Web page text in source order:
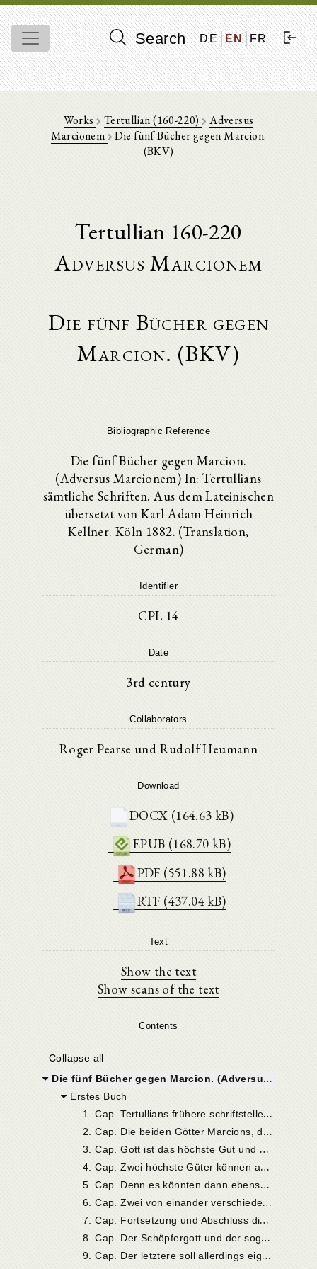
Search DE EN FR
Works Tertullian (160-220) Adversus
Marcionem
Die fünf Bücher gegen Marcion.
(BKV)
Tertullian 160-220
Adversus Marcionem
Die fünf Bücher gegen
Marcion. (BKV)
Bibliographic Reference
Die fünf Bücher gegen Marcion.
(Adversus Marcionem) In: Tertullians
sämtliche Schriften. Aus dem Lateinischen
übersetzt von Karl Adam Heinrich
Kellner. Köln 1882. (Translation,
German)
Identifier
CPL 14
Date
3rd century
Collaborators
Roger Pearse und Rudolf Heumann
Download
DOCX (164.63 kB)
EPUB (168.70 kB)
PDF (551.88 kB)
RTF (437.04 kB)
Text
Show the text
Show scans of the text
Contents
Collapse all
Die fünf Bücher gegen Marcion. (Adversus Marcionem)
Erstes Buch
1
. Cap. Tertullians frühere schriftstellerische Thätigkeit gegen Marcion. Dessen Heimat und Person. Sein System im allgemeinen.
2
. Cap. Die beiden Götter Marcions, der Demiurg und der sogenannte Gott der reinen Güte.
3
. Cap. Gott ist das höchste Gut und dieses kann nur eines sein.
4
. Cap. Zwei höchste Güter können auch dann nicht gleichzeitig existieren, wenn man sie sich getrennt und unabhängig von einander denken wollte.
5
. Cap. Denn es könnten dann ebenso gut mehr als zwei existieren. Zwei einander völlig gleiche höchste Wesen annehmen, hiesse nichts weiter, als unnötigerweise denselben Begriff verdoppeln, und würde hinsichtlich der ihnen schuldigen Verehrung Schwierigkeiten machen.
6
. Cap. Zwei von einander verschiedene höchste Wesen aber können nicht nebeneinander bestehen.
7
. Cap. Fortsetzung und Abschluss dieses Nachweises.
8
. Cap. Der Schöpfergott und der sogenannte neue Gott der Marcioniten.
9
. Cap. Der letztere soll allerdings eigentlich schon vorhanden gewesen, aber neu bekannt geworden sein. Dies ist undenkbar.